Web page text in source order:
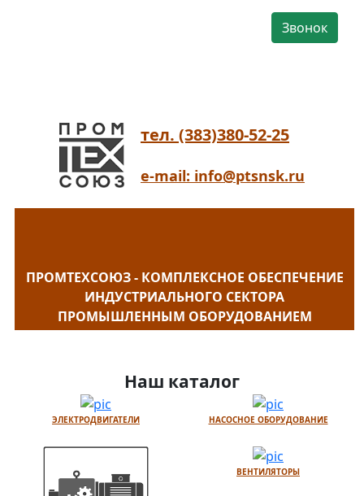
Звонок
тел. (383)380-52-25
e-mail: info@ptsnsk.ru
ПРОМТЕХСОЮЗ - КОМПЛЕКСНОЕ ОБЕСПЕЧЕНИЕ
ИНДУСТРИАЛЬНОГО СЕКТОРА
ПРОМЫШЛЕННЫМ ОБОРУДОВАНИЕМ
Наш каталог
ЭЛЕКТРОДВИГАТЕЛИ НАСОСНОЕ ОБОРУДОВАНИЕ
ВЕНТИЛЯТОРЫ